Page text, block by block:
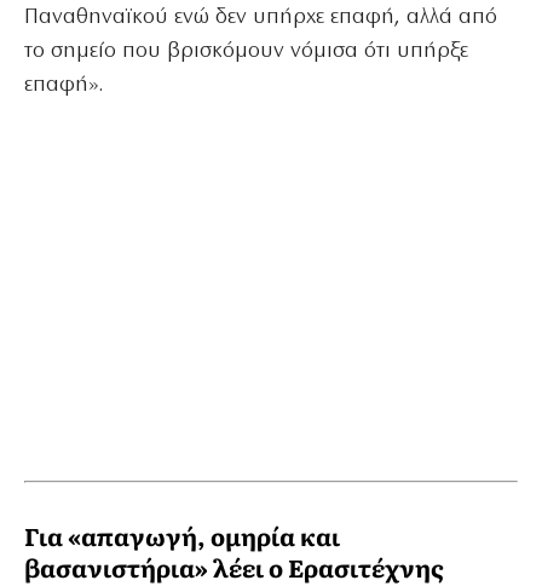
Παναθηναϊκού ενώ δεν υπήρχε επαφή, αλλά από
το σημείο που βρισκόμουν νόμισα ότι υπήρξε
επαφή».
Για «απαγωγή, ομηρία και
βασανιστήρια» λέει ο Ερασιτέχνης